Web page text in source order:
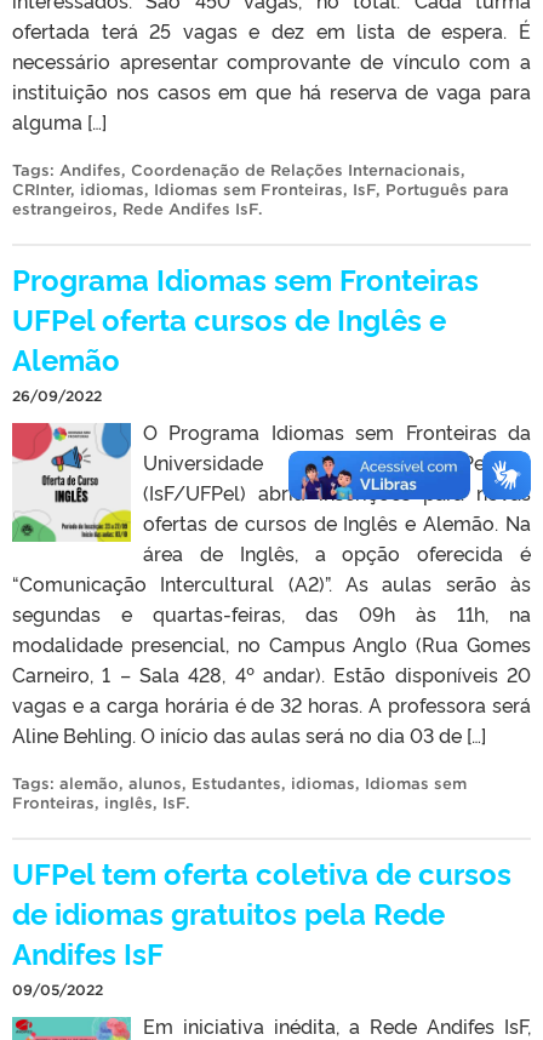
ofertada terá 25 vagas e dez em lista de espera. É
necessário apresentar comprovante de vínculo com a
instituição nos casos em que há reserva de vaga para
alguma […]
Tags: Andifes, Coordenação de Relações Internacionais,
CRInter, idiomas, Idiomas sem Fronteiras, IsF, Português para
estrangeiros, Rede Andifes IsF.
Programa Idiomas sem Fronteiras
UFPel oferta cursos de Inglês e
Alemão
26/09/2022
O Programa Idiomas sem Fronteiras da
Universidade Federal de Pelotas
(IsF/UFPel) abriu inscrições para novas
ofertas de cursos de Inglês e Alemão. Na
área de Inglês, a opção oferecida é
“Comunicação Intercultural (A2)”. As aulas serão às
segundas e quartas-feiras, das 09h às 11h, na
modalidade presencial, no Campus Anglo (Rua Gomes
Carneiro, 1 – Sala 428, 4º andar). Estão disponíveis 20
vagas e a carga horária é de 32 horas. A professora será
Aline Behling. O início das aulas será no dia 03 de […]
Tags: alemão, alunos, Estudantes, idiomas, Idiomas sem
Fronteiras, inglês, IsF.
UFPel tem oferta coletiva de cursos
de idiomas gratuitos pela Rede
Andifes IsF
09/05/2022
Em iniciativa inédita, a Rede Andifes IsF,